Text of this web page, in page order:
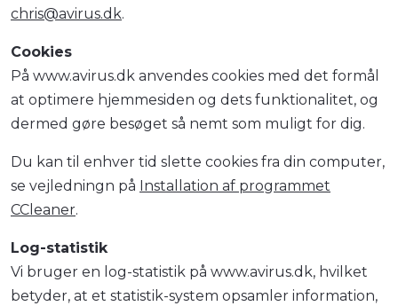
chris@avirus.dk.
Cookies
På www.avirus.dk anvendes cookies med det formål
at optimere hjemmesiden og dets funktionalitet, og
dermed gøre besøget så nemt som muligt for dig.
Du kan til enhver tid slette cookies fra din computer,
se vejledningn på Installation af programmet
CCleaner.
Log-statistik
Vi bruger en log-statistik på www.avirus.dk, hvilket
betyder, at et statistik-system opsamler information,